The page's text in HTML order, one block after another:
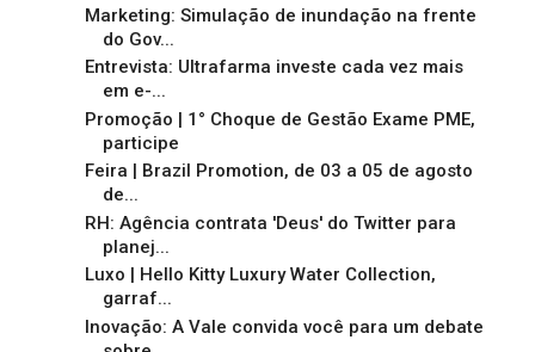
Marketing: Simulação de inundação na frente
do Gov...
Entrevista: Ultrafarma investe cada vez mais
em e-...
Promoção | 1° Choque de Gestão Exame PME,
participe
Feira | Brazil Promotion, de 03 a 05 de agosto
de...
RH: Agência contrata 'Deus' do Twitter para
planej...
Luxo | Hello Kitty Luxury Water Collection,
garraf...
Inovação: A Vale convida você para um debate